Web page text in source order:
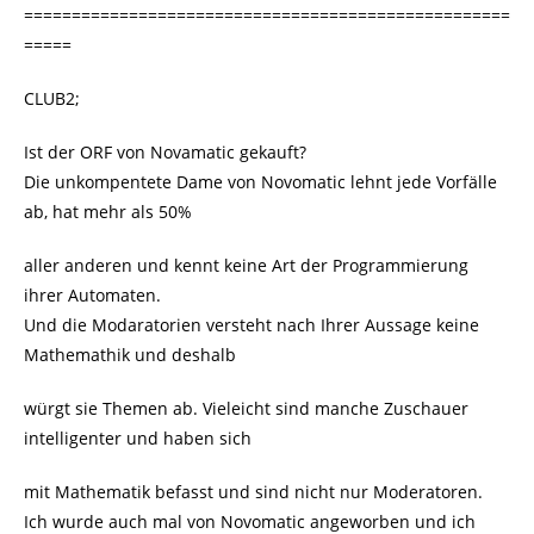
===================================================
=====
CLUB2;
Ist der ORF von Novamatic gekauft?
Die unkompentete Dame von Novomatic lehnt jede Vorfälle
ab, hat mehr als 50%
aller anderen und kennt keine Art der Programmierung
ihrer Automaten.
Und die Modaratorien versteht nach Ihrer Aussage keine
Mathemathik und deshalb
würgt sie Themen ab. Vieleicht sind manche Zuschauer
intelligenter und haben sich
mit Mathematik befasst und sind nicht nur Moderatoren.
Ich wurde auch mal von Novomatic angeworben und ich